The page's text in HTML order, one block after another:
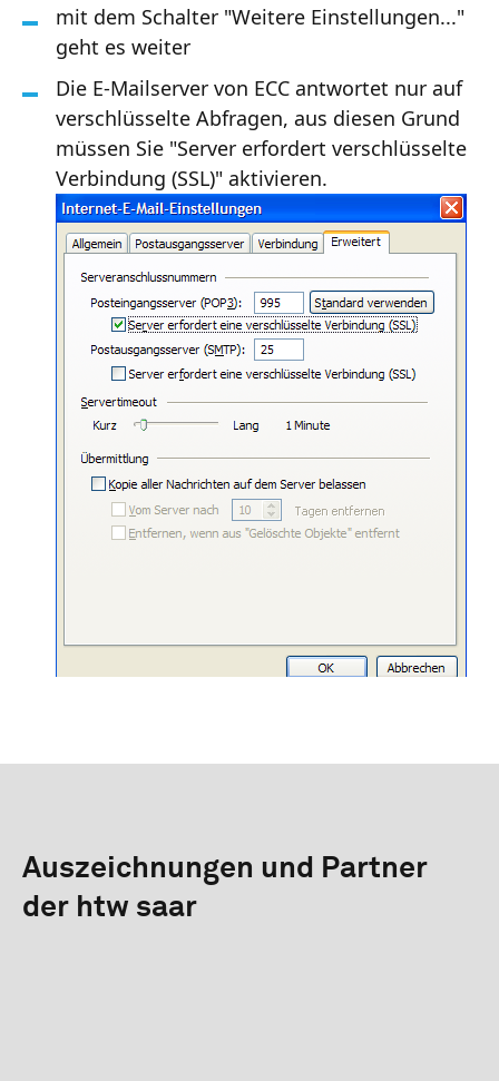
mit dem Schalter "Weitere Einstellungen..."
geht es weiter
Die E-Mailserver von ECC antwortet nur auf
verschlüsselte Abfragen, aus diesen Grund
müssen Sie "Server erfordert verschlüsselte
Verbindung (SSL)" aktivieren.
Auszeichnungen und Partner
der htw saar